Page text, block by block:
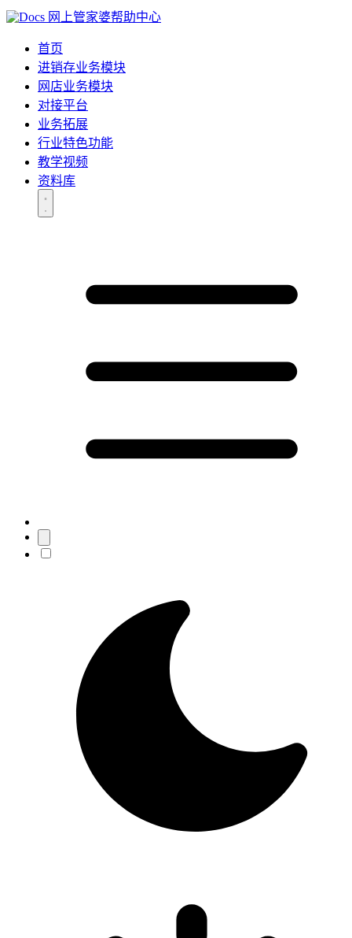
网上管家婆帮助中心
首页
进销存业务模块
网店业务模块
对接平台
业务拓展
行业特色功能
教学视频
资料库